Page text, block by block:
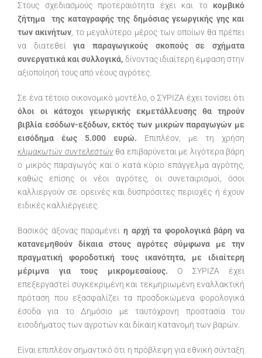
Στους σχεδιασμούς προτεραιότητα έχει και το κομβικό
ζήτημα της καταγραφής της δημόσιας γεωργικής γης και
των ακινήτων , το μεγαλύτερο μέρος των οποίων θα πρέπει
να διατεθείγια παραγωγικούς σκοπούς σε σχήματα
συνεργατικά και συλλογικά, δίνοντας ιδιαίτερη έμφαση στην
αξιοποίησή τους από νέους αγρότες.
Σε ένα τέτοιο οικονομικό μοντέλο, ο ΣΥΡΙΖΑ έχει τονίσει ότι
όλοι οι κάτοχοι γεωργικής εκμετάλλευσης θα τηρούν
βιβλία εσόδων-εξόδων, εκτός των μικρών παραγωγών με
εισόδημα έως 5.000 ευρώ. Επιπλέον, με τη χρήση
κλιμακωτών συντελεστώνθα επιβαρύνεται με λιγότερα βάρη
ο μικρός παραγωγός και ο κατά κύριο επάγγελμα αγρότης,
καθώς επίσης οι νέοι αγρότες, οι συνεταιρισμοί, όσοι
καλλιεργούν σε ορεινές και δυσπρόσιτες περιοχές ή έχουν
ειδικές καλλιέργειες.
Βασικός άξονας παραμένει η αρχή τα φορολογικά βάρη να
κατανεμηθούν δίκαια στους αγρότες σύμφωνα με την
πραγματική φοροδοτική τους ικανότητα, με ιδιαίτερη
μέριμνα για τους μικρομεσαίους. Ο ΣΥΡΙΖΑ έχει
επεξεργαστεί συγκεκριμένη και τεκμηριωμένη εναλλακτική
πρόταση που εξασφαλίζει τα προσδοκώμενα φορολογικά
έσοδα για το Δημόσιο με ταυτόχρονη προστασία του
εισοδήματος των αγροτών και δίκαιη κατανομή των βαρών.
Είναι επιπλέον σημαντικό ότι η πρόβλεψη για εθνική σύνταξη